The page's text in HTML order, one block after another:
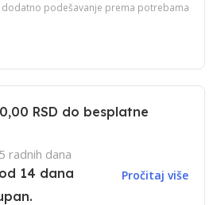
dodatno podešavanje prema potrebama
RSD do besplatne
radnih dana
14 dana
Pročitaj više